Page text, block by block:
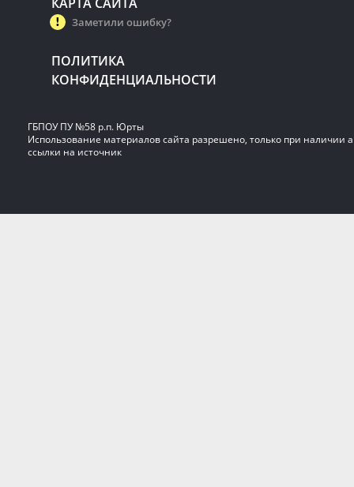
Заметили ошибку?
ПОЛИТИКА
КОНФИДЕНЦИАЛЬНОСТИ
ГБПОУ ПУ №58 р.п. Юрты
Использование материалов сайта разрешено, только при наличии
ссылки на источник